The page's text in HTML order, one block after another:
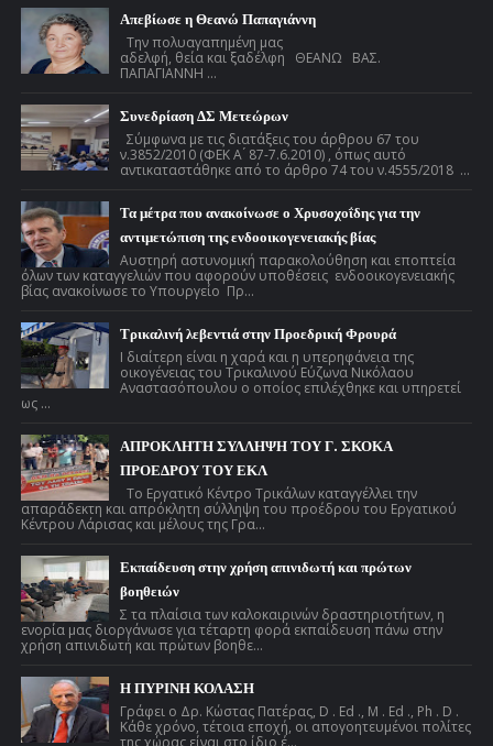
Απεβίωσε η Θεανώ Παπαγιάννη
Την πολυαγαπημένη μας
αδελφή, θεία και ξαδέλφη ΘΕΑΝΩ ΒΑΣ.
ΠΑΠΑΓΙΑΝΝΗ ...
Συνεδρίαση ΔΣ Μετεώρων
Σύμφωνα με τις διατάξεις του άρθρου 67 του
ν.3852/2010 (ΦΕΚ Α ́ 87-7.6.2010) , όπως αυτό
αντικαταστάθηκε από το άρθρο 74 του ν.4555/2018 ...
Τα μέτρα που ανακοίνωσε ο Χρυσοχοΐδης για την
αντιμετώπιση της ενδοοικογενειακής βίας
Αυστηρή αστυνομική παρακολούθηση και εποπτεία
όλων των καταγγελιών που αφορούν υποθέσεις ενδοοικογενειακής
βίας ανακοίνωσε το Υπουργείο Πρ...
Τρικαλινή λεβεντιά στην Προεδρική Φρουρά
Ι διαίτερη είναι η χαρά και η υπερηφάνεια της
οικογένειας του Τρικαλινού Εύζωνα Νικόλαου
Αναστασόπουλου ο οποίος επιλέχθηκε και υπηρετεί
ως ...
ΑΠΡΟΚΛΗΤΗ ΣΥΛΛΗΨΗ ΤΟΥ Γ. ΣΚΟΚΑ
ΠΡΟΕΔΡΟΥ ΤΟΥ ΕΚΛ
Το Εργατικό Κέντρο Τρικάλων καταγγέλλει την
απαράδεκτη και απρόκλητη σύλληψη του προέδρου του Εργατικού
Κέντρου Λάρισας και μέλους της Γρα...
Εκπαίδευση στην χρήση απινιδωτή και πρώτων
βοηθειών
Σ τα πλαίσια των καλοκαιρινών δραστηριοτήτων, η
ενορία μας διοργάνωσε για τέταρτη φορά εκπαίδευση πάνω στην
χρήση απινιδωτή και πρώτων βοηθε...
Η ΠΥΡΙΝΗ ΚΟΛΑΣΗ
Γράφει ο Δρ. Κώστας Πατέρας, D . Ed ., M . Ed ., Ph . D .
Κάθε χρόνο, τέτοια εποχή, οι απογοητευμένοι πολίτες
της χώρας είναι στο ίδιο έ...